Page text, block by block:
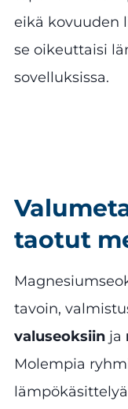
eikä kovuuden
se oikeuttaisi
sovelluksissa.
taotut
tavoin,
valuseoksiin ja
Molempia